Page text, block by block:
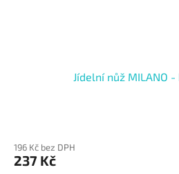
Jídelní nůž MILANO
196 Kč bez DPH
237 Kč